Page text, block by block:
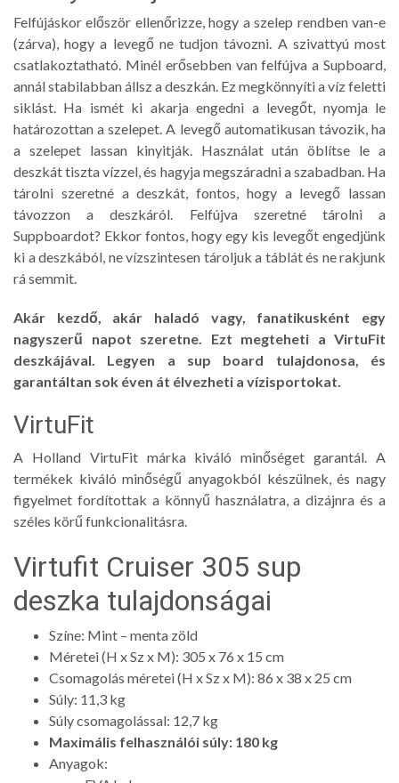
Felfújáskor először ellenőrizze, hogy a szelep rendben van-e
(zárva), hogy a levegő ne tudjon távozni. A szivattyú most
csatlakoztatható. Minél erősebben van felfújva a Supboard,
annál stabilabban állsz a deszkán. Ez megkönnyíti a víz feletti
siklást. Ha ismét ki akarja engedni a levegőt, nyomja le
határozottan a szelepet. A levegő automatikusan távozik, ha
a szelepet lassan kinyitják. Használat után öblítse le a
deszkát tiszta vízzel, és hagyja megszáradni a szabadban. Ha
tárolni szeretné a deszkát, fontos, hogy a levegő lassan
távozzon a deszkáról. Felfújva szeretné tárolni a
Suppboardot? Ekkor fontos, hogy egy kis levegőt engedjünk
ki a deszkából, ne vízszintesen tároljuk a táblát és ne rakjunk
rá semmit.
Akár kezdő, akár haladó vagy, fanatikusként egy
nagyszerű napot szeretne. Ezt megteheti a VirtuFit
deszkájával. Legyen a sup board tulajdonosa, és
garantáltan sok éven át élvezheti a vízisportokat.
VirtuFit
A Holland VirtuFit márka kiváló minőséget garantál. A
termékek kiváló minőségű anyagokból készülnek, és nagy
figyelmet fordítottak a könnyű használatra, a dizájnra és a
széles körű funkcionalitásra.
Virtufit Cruiser 305 sup
deszka tulajdonságai
Színe: Mint – menta zöld
Méretei (H x Sz x M): 305 x 76 x 15 cm
Csomagolás méretei (H x Sz x M): 86 x 38 x 25 cm
Súly: 11,3 kg
Súly csomagolással: 12,7 kg
Maximális felhasználói súly: 180 kg
Anyagok: